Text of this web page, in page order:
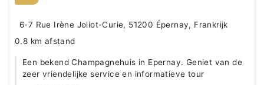
6-7 Rue Irène Joliot-Curie, 51200 Épernay, Frankrijk
0.8 km afstand
Een bekend Champagnehuis in Epernay. Geniet van de
zeer vriendelijke service en informatieve tour